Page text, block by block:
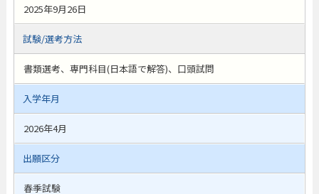
2025年9月26日
試験/選考方法
書類選考、専門科目(日本語で解答)、口頭試問
入学年月
2026年4月
出願区分
春季試験